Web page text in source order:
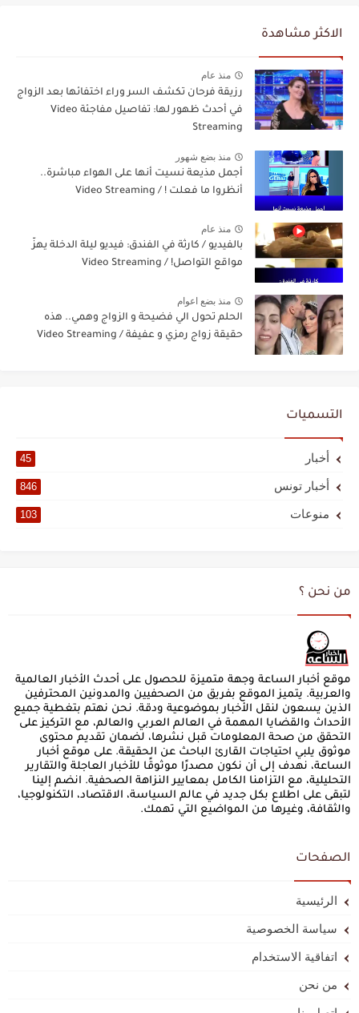
الاكثر مشاهدة
منذ عام
رزيقة فرحان تكشف السر وراء اختفائها بعد الزواج
في أحدث ظهور لها: تفاصيل مفاجئة Video
Streaming
منذ بضع شهور
أجمل مذيعة نسيت أنها على الهواء مباشرة..
أنظروا ما فعلت ! / Video Streaming
منذ عام
بالفيديو / كارثة في الفندق: فيديو ليلة الدخلة يهزّ
مواقع التواصل! / Video Streaming
منذ بضع اعوام
الحلم تحول الي فضيحة و الزواج وهمي.. هذه
حقيقة زواج رمزي و عفيفة / Video Streaming
التسميات
أخبار 45
أخبار تونس 846
منوعات 103
من نحن ؟
موقع أخبار الساعة وجهة متميزة للحصول على أحدث الأخبار العالمية
والعربية. يتميز الموقع بفريق من الصحفيين والمدونين المحترفين
الذين يسعون لنقل الأخبار بموضوعية ودقة. نحن نهتم بتغطية جميع
الأحداث والقضايا المهمة في العالم العربي والعالم، مع التركيز على
التحقق من صحة المعلومات قبل نشرها، لضمان تقديم محتوى
موثوق يلبي احتياجات القارئ الباحث عن الحقيقة. على موقع أخبار
الساعة، نهدف إلى أن نكون مصدرًا موثوقًا للأخبار العاجلة والتقارير
التحليلية، مع التزامنا الكامل بمعايير النزاهة الصحفية. انضم إلينا
لتبقى على اطلاع بكل جديد في عالم السياسة، الاقتصاد، التكنولوجيا،
والثقافة، وغيرها من المواضيع التي تهمك.
الصفحات
الرئيسية
سياسة الخصوصية
اتفاقية الاستخدام
من نحن